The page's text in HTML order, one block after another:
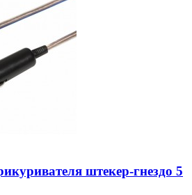
штекер-гнездо 5